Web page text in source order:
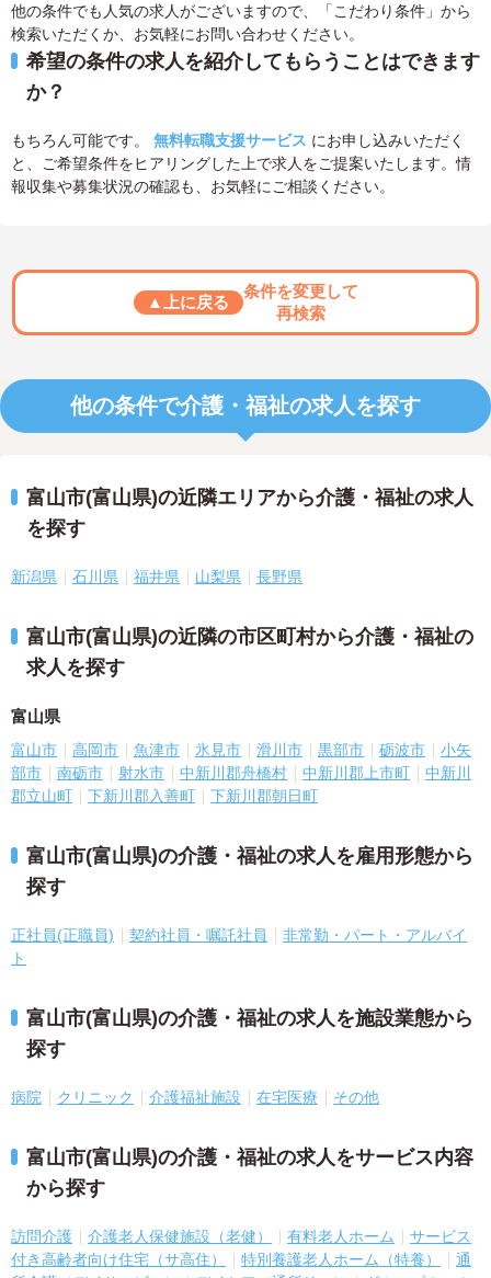
他の条件でも人気の求人がございますので、「こだわり条件」から
検索いただくか、お気軽にお問い合わせください。
希望の条件の求人を紹介してもらうことはできます
か？
もちろん可能です。 無料転職支援サービス にお申し込みいただく
と、ご希望条件をヒアリングした上で求人をご提案いたします。情
報収集や募集状況の確認も、お気軽にご相談ください。
▲上に戻る
条件を変更して
再検索
他の条件で介護・福祉の求人を探す
富山市(富山県)の近隣エリアから介護・福祉の求人
を探す
新潟県 石川県 福井県 山梨県 長野県
富山市(富山県)の近隣の市区町村から介護・福祉の
求人を探す
富山県
富山市 高岡市 魚津市 氷見市 滑川市 黒部市 砺波市
小矢
部市
南砺市 射水市 中新川郡舟橋村 中新川郡上市町
中新川
郡立山町
下新川郡入善町 下新川郡朝日町
富山市(富山県)の介護・福祉の求人を雇用形態から
探す
正社員(正職員) 契約社員・嘱託社員
非常勤・パート・アルバイ
ト
富山市(富山県)の介護・福祉の求人を施設業態から
探す
病院 クリニック 介護福祉施設 在宅医療 その他
富山市(富山県)の介護・福祉の求人をサービス内容
から探す
訪問介護 介護老人保健施設（老健） 有料老人ホーム
サービス
付き高齢者向け住宅（サ高住）
特別養護老人ホーム（特養）
通